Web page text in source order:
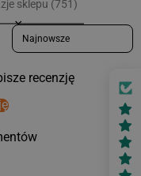
sklepu (751)
Sort reviews by
recenzję